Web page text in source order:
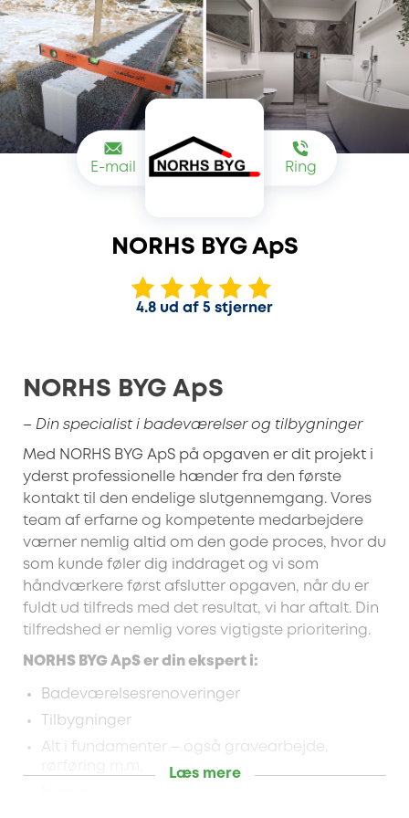
E-mail Ring
NORHS BYG ApS
4.8 ud af 5 stjerner
NORHS BYG ApS
– Din specialist i badeværelser og tilbygninger
Med NORHS BYG ApS på opgaven er dit projekt i
yderst professionelle hænder fra den første
kontakt til den endelige slutgennemgang. Vores
team af erfarne og kompetente medarbejdere
værner nemlig altid om den gode proces, hvor du
som kunde føler dig inddraget og vi som
håndværkere først afslutter opgaven, når du er
fuldt ud tilfreds med det resultat, vi har aftalt. Din
tilfredshed er nemlig vores vigtigste prioritering.
NORHS BYG ApS er din ekspert i:
Badeværelsesrenoveringer
Tilbygninger
Alt i fundamenter – også gravearbejde,
Læs mere